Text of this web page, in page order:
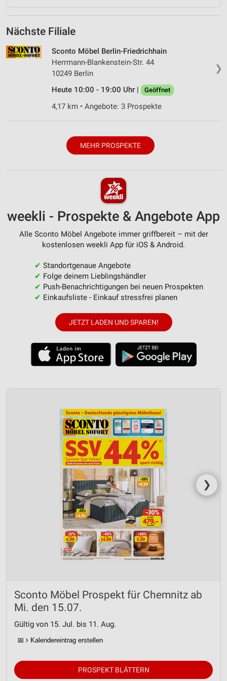
Nächste Filiale
❯
Sconto Möbel Berlin-Friedrichhain
Herrmann-Blankenstein-Str. 44
10249 Berlin
Heute 10:00 - 19:00 Uhr |
Geöffnet
4,17 km • Angebote: 3 Prospekte
MEHR PROSPEKTE
weekli - Prospekte & Angebote App
Alle Sconto Möbel Angebote immer griffbereit – mit der
kostenlosen weekli App für iOS & Android.
✔ Standortgenaue Angebote
✔ Folge deinem Lieblingshändler
✔ Push-Benachrichtigungen bei neuen Prospekten
✔ Einkaufsliste - Einkauf stressfrei planen
JETZT LADEN UND SPAREN!
❯
Sconto Möbel Prospekt für Chemnitz ab
Mi. den 15.07.
Gültig von 15. Jul. bis 11. Aug.
📅 Kalendereintrag erstellen
PROSPEKT BLÄTTERN